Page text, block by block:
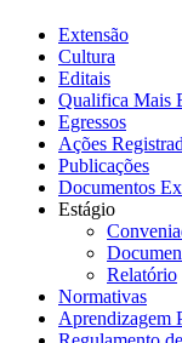
Extensão
Cultura
Editais
Qualifica Mais
Egressos
Ações
Publicações
Documentos
Estágio
Relatório
Normativas
Aprendizagem